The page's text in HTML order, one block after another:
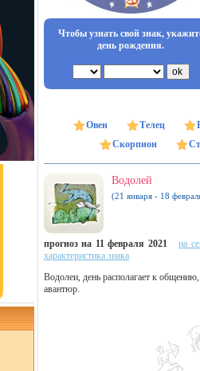
Чтобы узнать свой знак,
день рождения.
Овен Телец
Скорпион
Водолей
(21 января - 18
прогноз на 11 февраля 2021
на
характеристика знака
Водолеи, день располагает к
авантюр.